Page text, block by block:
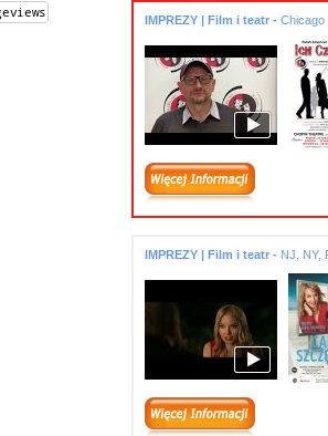
IMPREZY | Film i teatr - Chicago
IMPREZY | Film i teatr - NJ, NY,